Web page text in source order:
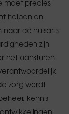
moet precies
helpen en
naar de huisarts
zijn
het aansturen
zorg wordt
kennis